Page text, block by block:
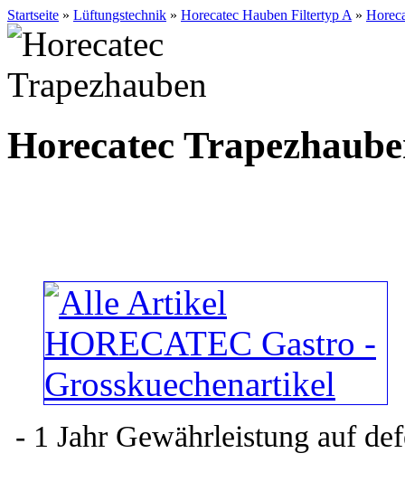
Startseite » Lüftungstechnik » Horecatec Hauben Filtertyp A »
Horecatec
- 1 Jahr Gewährleistung auf